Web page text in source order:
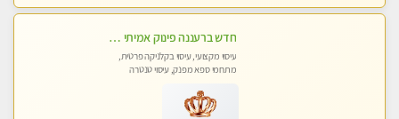
חדש ברעננה פינוק אמיתי ומרגיע באווירה רומנטית
עיסוי מקצועי, עיסוי בקלניקה פרטית,
מתחמי ספא מפנק, עיסוי טנטרה